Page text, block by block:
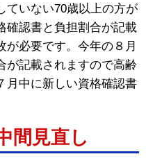
いない70歳以上の方が
確認書と負担割合が記載
が必要です。今年の８月
が記載されますので高齢
月中に新しい資格確認書
間見直し